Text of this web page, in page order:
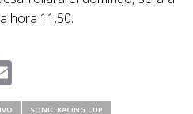
hora 11.50.
Email
SONIC RACING CUP